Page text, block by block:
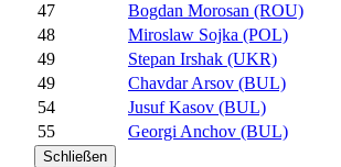
47
Bogdan Morosan (ROU)
48
Miroslaw Sojka (POL)
49
Stepan Irshak (UKR)
49
Chavdar Arsov (BUL)
54
Jusuf Kasov (BUL)
55
Georgi Anchov (BUL)
Schließen